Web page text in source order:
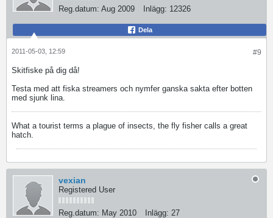
Reg.datum: Aug 2009 Inlägg: 12326
Dela
#9
2011-05-03, 12:59
Skitfiske på dig då!
Testa med att fiska streamers och nymfer ganska sakta efter botten
med sjunk lina.
What a tourist terms a plague of insects, the fly fisher calls a great
hatch.
vexian
Registered User
Reg.datum: May 2010 Inlägg: 27